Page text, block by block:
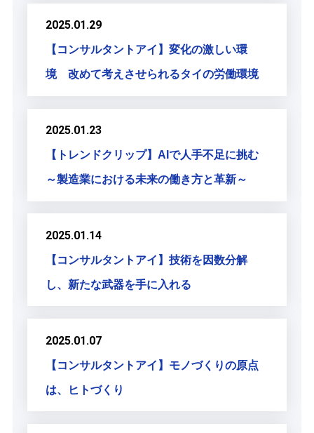
2025.01.29
【コンサルタントアイ】変化の激しい環
境 改めて考えさせられるタイの労働環境
2025.01.23
【トレンドクリップ】AIで人手不足に挑む
～製造業における未来の働き方と革新～
2025.01.14
【コンサルタントアイ】技術を因数分解
し、新たな武器を手に入れる
2025.01.07
【コンサルタントアイ】モノづくりの原点
は、ヒトづくり